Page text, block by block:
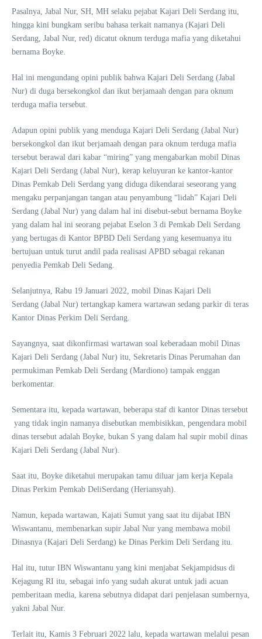
Pasalnya, Jabal Nur, SH, MH selaku pejabat Kajari Deli Serdang itu,
hingga kini bungkam seribu bahasa terkait namanya (Kajari Deli
Serdang, Jabal Nur, red) dicatut oknum terduga mafia yang diketahui
bernama Boyke.
Hal ini mengundang opini publik bahwa Kajari Deli Serdang (Jabal
Nur) di duga bersekongkol dan ikut berjamaah dengan para oknum
terduga mafia tersebut.
Adapun opini publik yang menduga Kajari Deli Serdang (Jabal Nur)
bersekongkol dan ikut berjamaah dengan para oknum terduga mafia
tersebut berawal dari kabar “miring” yang mengabarkan mobil Dinas
Kajari Deli Serdang (Jabal Nur), kerap keluyuran ke kantor-kantor
Dinas Pemkab Deli Serdang yang diduga dikendarai seseorang yang
mengaku perpanjangan tangan atau penyambung “lidah” Kajari Deli
Serdang (Jabal Nur) yang dalam hal ini disebut-sebut bernama Boyke
yang dalam hal ini seorang pejabat Eselon 3 di Pemkab Deli Serdang
yang bertugas di Kantor BPBD Deli Serdang yang kesemuanya itu
bertujuan untuk turut andil pada realisasi APBD sebagai rekanan
penyedia Pemkab Deli Sedang.
Selanjutnya, Rabu 19 Januari 2022, mobil Dinas Kajari Deli
Serdang (Jabal Nur) tertangkap kamera wartawan sedang parkir di teras
Kantor Dinas Perkim Deli Serdang.
Sayangnya, saat dikonfirmasi wartawan soal keberadaan mobil Dinas
Kajari Deli Serdang (Jabal Nur) itu, Sekretaris Dinas Perumahan dan
permukiman Pemkab Deli Serdang (Mardiono) tampak enggan
berkomentar.
Sementara itu, kepada wartawan, beberapa staf di kantor Dinas tersebut
yang tidak ingin namanya disebutkan membisikkan, pengendara mobil
dinas tersebut adalah Boyke, bukan S yang dalam hal supir mobil dinas
Kajari Deli Serdang (Jabal Nur).
Saat itu, Boyke diketahui merupakan tamu diluar jam kerja Kepala
Dinas Perkim Pemkab DeliSerdang (Heriansyah).
Namun, kepada wartawan, Kajati Sumut yang saat itu dijabat IBN
Wiswantanu, membenarkan supir Jabal Nur yang membawa mobil
Dinasnya (Kajari Deli Serdang) ke Dinas Perkim Deli Serdang itu.
Hal itu, tutur IBN Wiswantanu yang kini menjabat Sekjampidsus di
Kejagung RI itu, sebagai info yang sudah akurat untuk jadi acuan
pemberitaan media, karena sebutnya didapat dari penjelasan sumbernya,
yakni Jabal Nur.
Terlait itu, Kamis 3 Februari 2022 lalu, kepada wartawan melalui pesan